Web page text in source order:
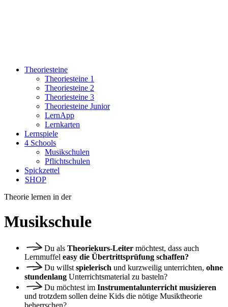
Theoriesteine
Theoriesteine 1
Theoriesteine 2
Theoriesteine 3
Theoriesteine Junior
LernApp
Lernkarten
Lernspiele
4 Schools
Musikschulen
Pflichtschulen
Spickzettel
SHOP
Theorie lernen in der
Musikschule
Du alsTheoriekurs-Leiter möchtest, dass auch
Lernmuffel easy die Übertrittsprüfung schaffen?
Du willstspielerisch und kurzweilig unterrichten,ohne
stundenlang Unterrichtsmaterial zu basteln?
Du möchtest imInstrumentalunterricht musizieren
und trotzdem sollen deine Kids die nötige Musiktheorie